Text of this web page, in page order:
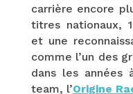
carrière encore
titres nationaux,
et une
comme l’un des
dans les années
team, l’Origine